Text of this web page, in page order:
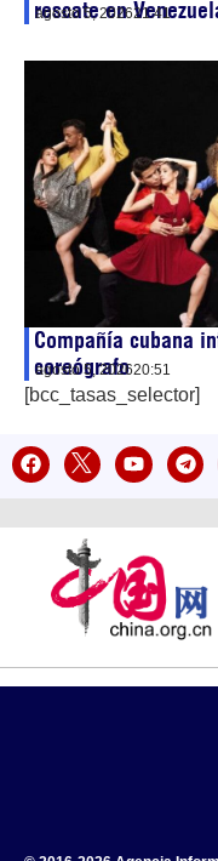
rescate en
agosto 5, 202621:41
Compañía cubana
coreógrafo
agosto 5, 202620:51
[bcc_tasas_selector]